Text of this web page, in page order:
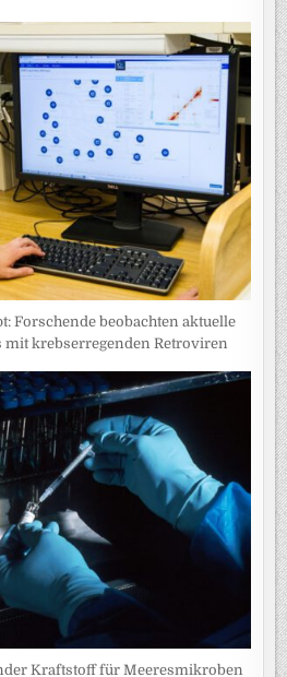
Forschende beobachten aktuelle
krebserregenden Retroviren
Kraftstoff für Meeresmikroben